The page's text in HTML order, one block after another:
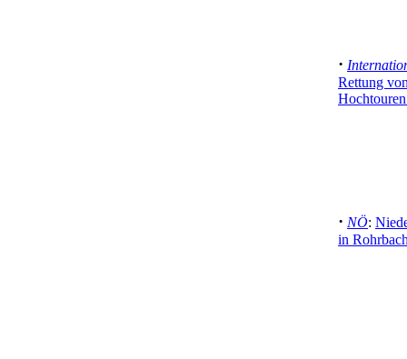
·
Rettung
· NÖ:
in